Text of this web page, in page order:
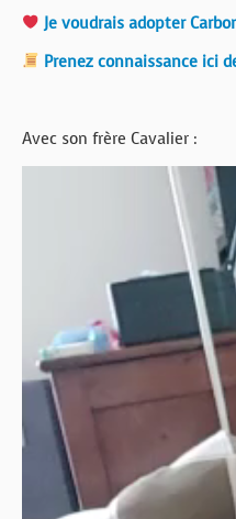
Je voudrais adopter
Prenez connaissance ici
Avec son frère Cavalier :